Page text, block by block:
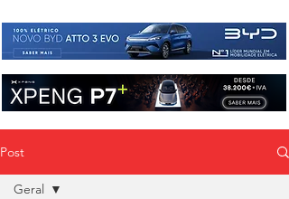
Post
Geral